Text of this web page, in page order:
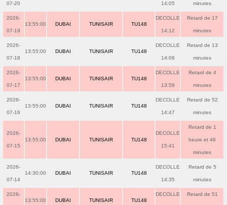
07-20 14:05 minutes
2026-
07-19
13:55:00 DUBAI TUNISAIR TU148
DECOLLE
14:12
Retard de 17
minutes
2026-
07-18
13:55:00 DUBAI TUNISAIR TU148
DECOLLE
14:08
Retard de 13
minutes
2026-
07-17
13:55:00 DUBAI TUNISAIR TU148
DECOLLE
13:59
Retard de 4
minutes
2026-
07-16
13:55:00 DUBAI TUNISAIR TU148
DECOLLE
14:47
Retard de 52
minutes
2026-
07-15
13:55:00 DUBAI TUNISAIR TU148
DECOLLE
15:41
Retard de 1
heure et 46
minutes
2026-
07-14
14:30:00 DUBAI TUNISAIR TU148
DECOLLE
14:35
Retard de 5
minutes
2026-
13:55:00 DUBAI TUNISAIR TU148
DECOLLE Retard de 51